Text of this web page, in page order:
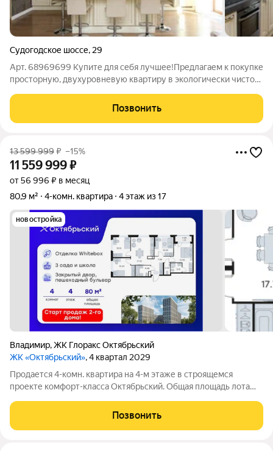
Судогодское шоссе, 29
Арт. 68969699 Купите для себя лучшее!Предлагаем к покупке
просторную, двухуровневую квартиру в экологически чистом
дом. Описание:Квартира расположена на втором и третьем
этаже. Очень уютная и
Позвонить
13 599 999₽ –15%
11 559 999₽
от 56 996 ₽ в месяц
80,9 м²
4-комн. квартира 4 этаж из 17
новостройка
Владимир,ЖК Глоракс Октябрьский
ЖК «Октябрьский», 4 квартал 2029
Продается 4-комн. квартира на 4-м этаже в строящемся
проекте комфорт-класса Октябрьский. Общая площадь лота
жилую и 17,70 кв. м под кухонную зону. Номер квартиры - 216.
Старт продаж новой
Позвонить